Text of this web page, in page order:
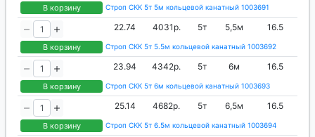
В корзину Строп СКК 5т 5м кольцевой канатный 1003691
В корзину
22.74 4031р. 5т 5,5м 16.5
Строп СКК 5т 5.5м кольцевой канатный 1003692
В корзину
23.94 4342р. 5т 6м 16.5
Строп СКК 5т 6м кольцевой канатный 1003693
В корзину
25.14 4682р. 5т 6,5м 16.5
Строп СКК 5т 6.5м кольцевой канатный 1003694